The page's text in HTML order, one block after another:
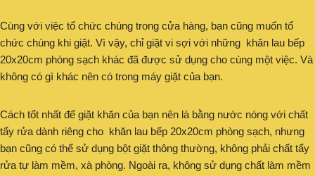
Cùng với việc tổ chức chúng trong cửa hàng, bạn cũng muốn tổ
chức chúng khi giặt. Vì vậy, chỉ giặt vi sợi với những khăn lau bếp
20x20cm phòng sạch khác đã được sử dụng cho cùng một việc. Và
không có gì khác nên có trong máy giặt của bạn.
Cách tốt nhất để giặt khăn của bạn nên là bằng nước nóng với chất
tẩy rửa dành riêng cho khăn lau bếp 20x20cm phòng sạch, nhưng
bạn cũng có thể sử dụng bột giặt thông thường, không phải chất tẩy
rửa tự làm mềm, xà phòng. Ngoài ra, không sử dụng chất làm mềm